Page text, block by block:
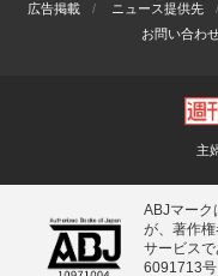
広告掲載
ニュース提供先
お問い合わ
主
ABJマーク
が、著作
サービス
6091713